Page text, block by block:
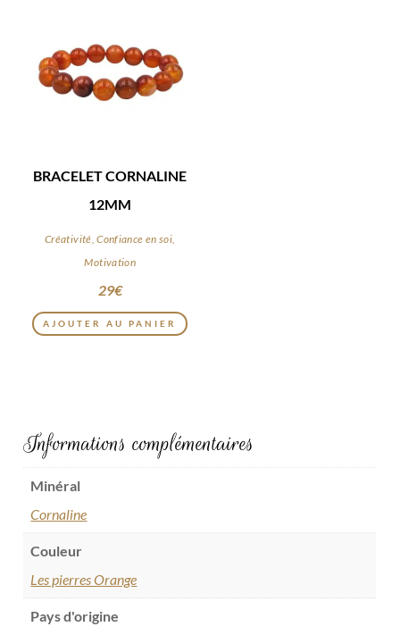
BRACELET CORNALINE
12MM
Créativité, Confiance en soi,
Motivation
29€
AJOUTER AU PANIER
Informations complémentaires
Minéral
Cornaline
Couleur
Les pierres Orange
Pays d'origine